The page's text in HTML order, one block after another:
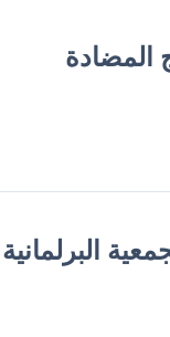
المضادة
البرلمانية